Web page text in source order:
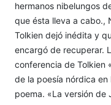
hermanos nibelungos
que ésta lleva a cabo.,
Tolkien dejó inédita y
encargó de recuperar.
conferencia de Tolkien
de la poesía nórdica
poema. «La versión de